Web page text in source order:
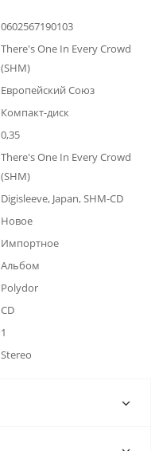
0602567190103
There's One In Every Crowd
(SHM)
Европейский Союз
Компакт-диск
0,35
There's One In Every Crowd
(SHM)
Digisleeve, Japan, SHM-CD
Новое
Импортное
Альбом
Polydor
CD
1
Stereo